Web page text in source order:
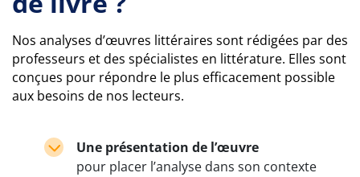
Nos analyses d’œuvres littéraires sont rédigées par des
professeurs et des spécialistes en littérature. Elles sont
conçues pour répondre le plus efficacement possible
aux besoins de nos lecteurs.
Une présentation de l’œuvre
pour placer l’analyse dans son contexte